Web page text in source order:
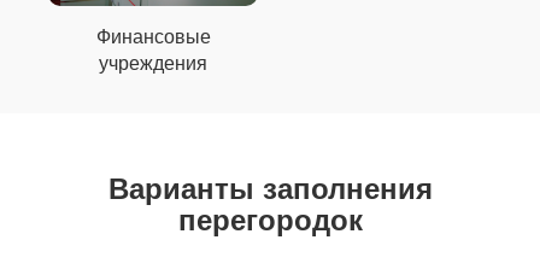
Финансовые
учреждения
Варианты заполнения
перегородок